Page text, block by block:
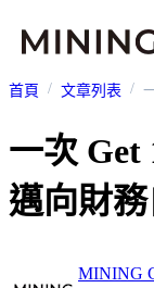
首頁 文章列表
一次 Get
邁向財
MINING